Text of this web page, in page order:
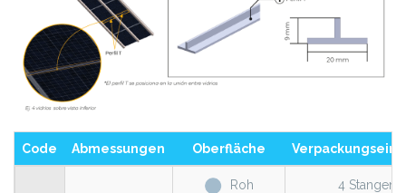
Code Abmessungen Oberfläche
Roh 4 Stangen